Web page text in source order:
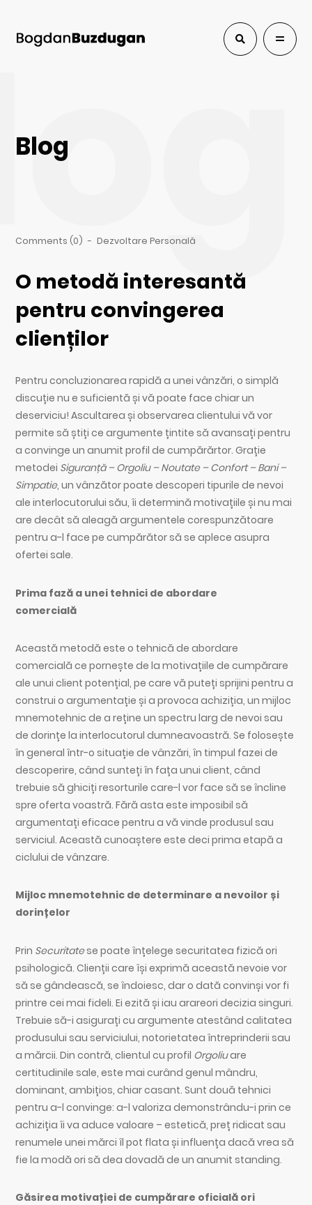
Blog
Comments (0) - Dezvoltare Personală
O metodă interesantă
pentru convingerea
clienților
Pentru concluzionarea rapidă a unei vânzări, o simplă
discuție nu e suficientă și vă poate face chiar un
deserviciu! Ascultarea și observarea clientului vă vor
permite să știți ce argumente țintite să avansați pentru
a convinge un anumit profil de cumpărărtor. Grație
metodei Siguranță – Orgoliu – Noutate – Confort – Bani –
Simpatie, un vânzător poate descoperi tipurile de nevoi
ale interlocutorului său, îi determină motivațiile și nu mai
are decât să aleagă argumentele corespunzătoare
pentru a-l face pe cumpărător să se aplece asupra
ofertei sale.
Prima fază a unei tehnici de abordare
comercială
Această metodă este o tehnică de abordare
comercială ce pornește de la motivațiile de cumpărare
ale unui client potențial, pe care vă puteți sprijini pentru a
construi o argumentație și a provoca achiziția, un mijloc
mnemotehnic de a reține un spectru larg de nevoi sau
de dorințe la interlocutorul dumneavoastră. Se folosește
în general într-o situație de vânzări, în timpul fazei de
descoperire, când sunteți în fața unui client, când
trebuie să ghiciți resorturile care-l vor face să se încline
spre oferta voastră. Fără asta este imposibil să
argumentați eficace pentru a vă vinde produsul sau
serviciul. Această cunoaștere este deci prima etapă a
ciclului de vânzare.
Mijloc mnemotehnic de determinare a nevoilor și
dorințelor
Prin Securitatese poate înțelege securitatea fizică ori
psihologică. Clienții care își exprimă această nevoie vor
să se gândească, se îndoiesc, dar o dată convinși vor fi
printre cei mai fideli. Ei ezită și iau arareori decizia singuri.
Trebuie să-i asigurați cu argumente atestând calitatea
produsului sau serviciului, notorietatea întreprinderii sau
a mărcii. Din contră, clientul cu profil Orgoliuare
certitudinile sale, este mai curând genul mândru,
dominant, ambițios, chiar casant. Sunt două tehnici
pentru a-l convinge: a-l valoriza demonstrându-i prin ce
achiziția îi va aduce valoare – estetică, preț ridicat sau
renumele unei mărci îl pot flata și influența dacă vrea să
fie la modă ori să dea dovadă de un anumit standing.
Găsirea motivației de cumpărare oficială ori